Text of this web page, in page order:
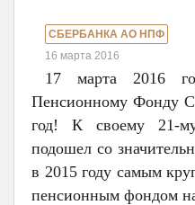
СБЕРБАНКА АО НПФ
16 марта 2016
17 марта 2016
Пенсионному Фонду
год! К своему 21-
подошел со
в 2015 году самым
пенсионным фондом